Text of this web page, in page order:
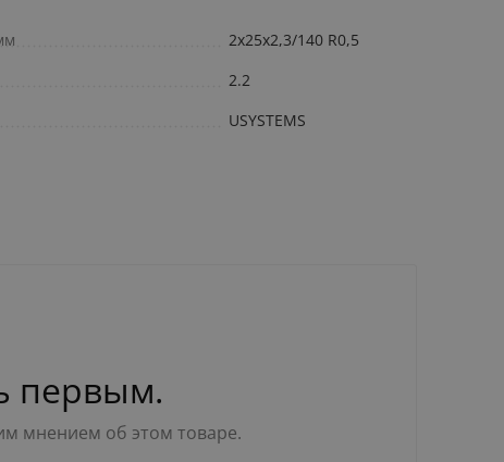
2x25x2,3/140 R0,5
2.2
USYSTEMS
первым.
мнением об этом товаре.